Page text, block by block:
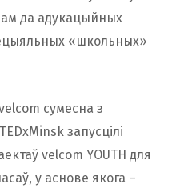
да адукацыйных
«школьных»
сумесна з
запусцілі
velcom YOUTH для
у аснове якога –